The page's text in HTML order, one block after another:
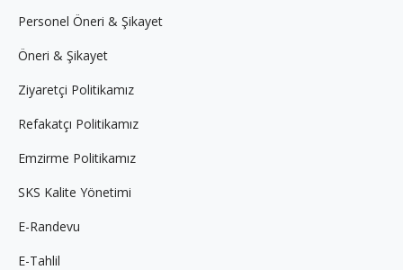
Personel Öneri & Şikayet
Öneri & Şikayet
Ziyaretçi Politikamız
Refakatçı Politikamız
Emzirme Politikamız
SKS Kalite Yönetimi
E-Randevu
E-Tahlil